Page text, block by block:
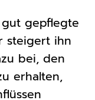
gut gepflegte
steigert ihn
bei, den
erhalten,